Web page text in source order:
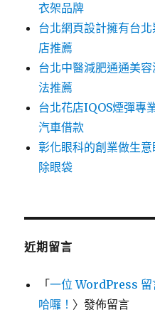
衣架品牌
台北網頁設計擁有台
店推薦
台北中醫減肥通通美
法推薦
台北花店IQOS煙彈專
汽車借款
彰化眼科的創業做生
除眼袋
近期留言
「一位 WordPress 留
哈囉！ 〉發佈留言